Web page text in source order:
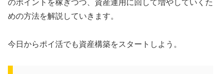
のポイントを稼ぎつつ、資産運用に回して増やしていくた
めの方法を解説していきます。
今日からポイ活でも資産構築をスタートしよう。